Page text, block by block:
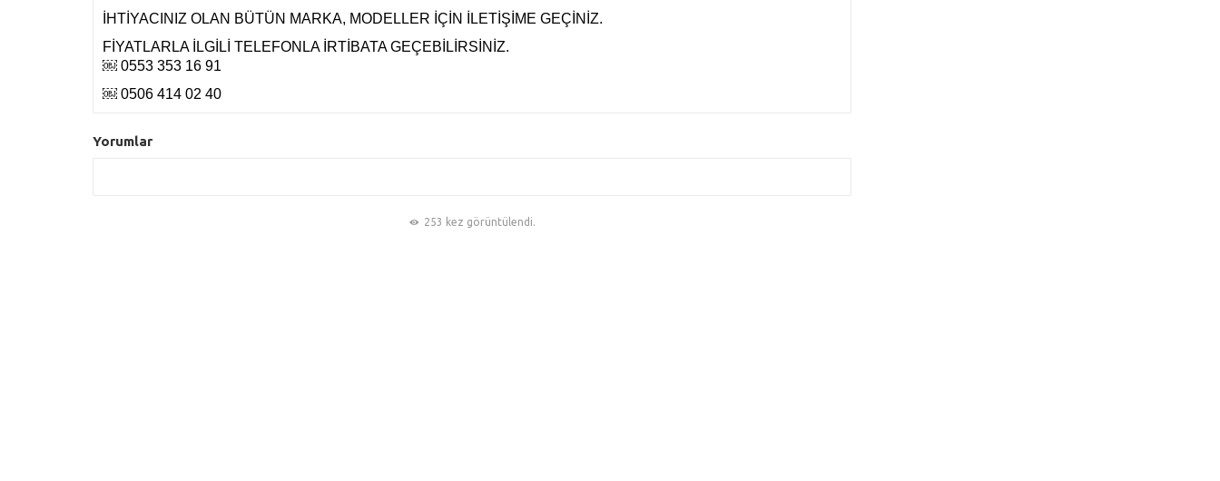
İHTİYACINIZ OLAN BÜTÜN MARKA, MODELLER İÇİN İLETİŞİME GEÇİNİZ.
FİYATLARLA İLGİLİ TELEFONLA İRTİBATA GEÇEBİLİRSİNİZ.
￼ 0553 353 16 91
￼ 0506 414 02 40
Yorumlar
253 kez görüntülendi.